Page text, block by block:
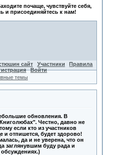
почаще, чувствуйте себя,
и присоединяйтесь к нам!
сайт Участники
Правила
Войти
темы
обновления. В
Честно, давно не
если кто из участников
и отпишется, будет здорово!
да и не уверена, что он
заглянувшим буду рада и